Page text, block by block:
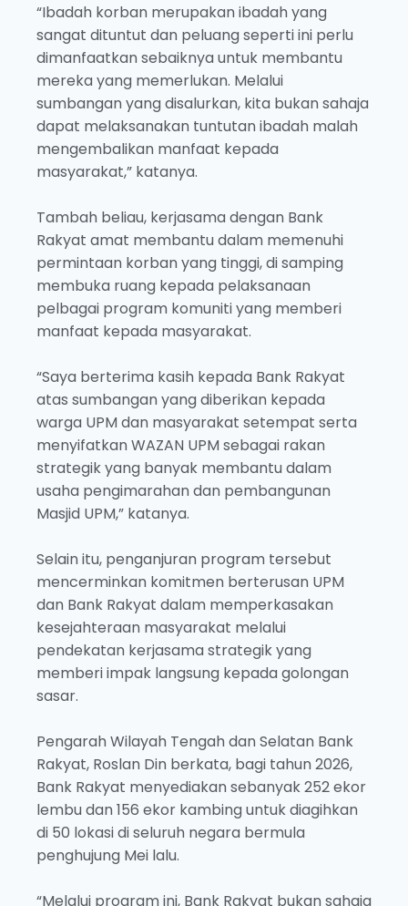
“Ibadah korban merupakan ibadah yang
sangat dituntut dan peluang seperti ini perlu
dimanfaatkan sebaiknya untuk membantu
mereka yang memerlukan. Melalui
sumbangan yang disalurkan, kita bukan sahaja
dapat melaksanakan tuntutan ibadah malah
mengembalikan manfaat kepada
masyarakat,” katanya.
Tambah beliau, kerjasama dengan Bank
Rakyat amat membantu dalam memenuhi
permintaan korban yang tinggi, di samping
membuka ruang kepada pelaksanaan
pelbagai program komuniti yang memberi
manfaat kepada masyarakat.
“Saya berterima kasih kepada Bank Rakyat
atas sumbangan yang diberikan kepada
warga UPM dan masyarakat setempat serta
menyifatkan WAZAN UPM sebagai rakan
strategik yang banyak membantu dalam
usaha pengimarahan dan pembangunan
Masjid UPM,” katanya.
Selain itu, penganjuran program tersebut
mencerminkan komitmen berterusan UPM
dan Bank Rakyat dalam memperkasakan
kesejahteraan masyarakat melalui
pendekatan kerjasama strategik yang
memberi impak langsung kepada golongan
sasar.
Pengarah Wilayah Tengah dan Selatan Bank
Rakyat, Roslan Din berkata, bagi tahun 2026,
Bank Rakyat menyediakan sebanyak 252 ekor
lembu dan 156 ekor kambing untuk diagihkan
di 50 lokasi di seluruh negara bermula
penghujung Mei lalu.
“Melalui program ini, Bank Rakyat bukan sahaja